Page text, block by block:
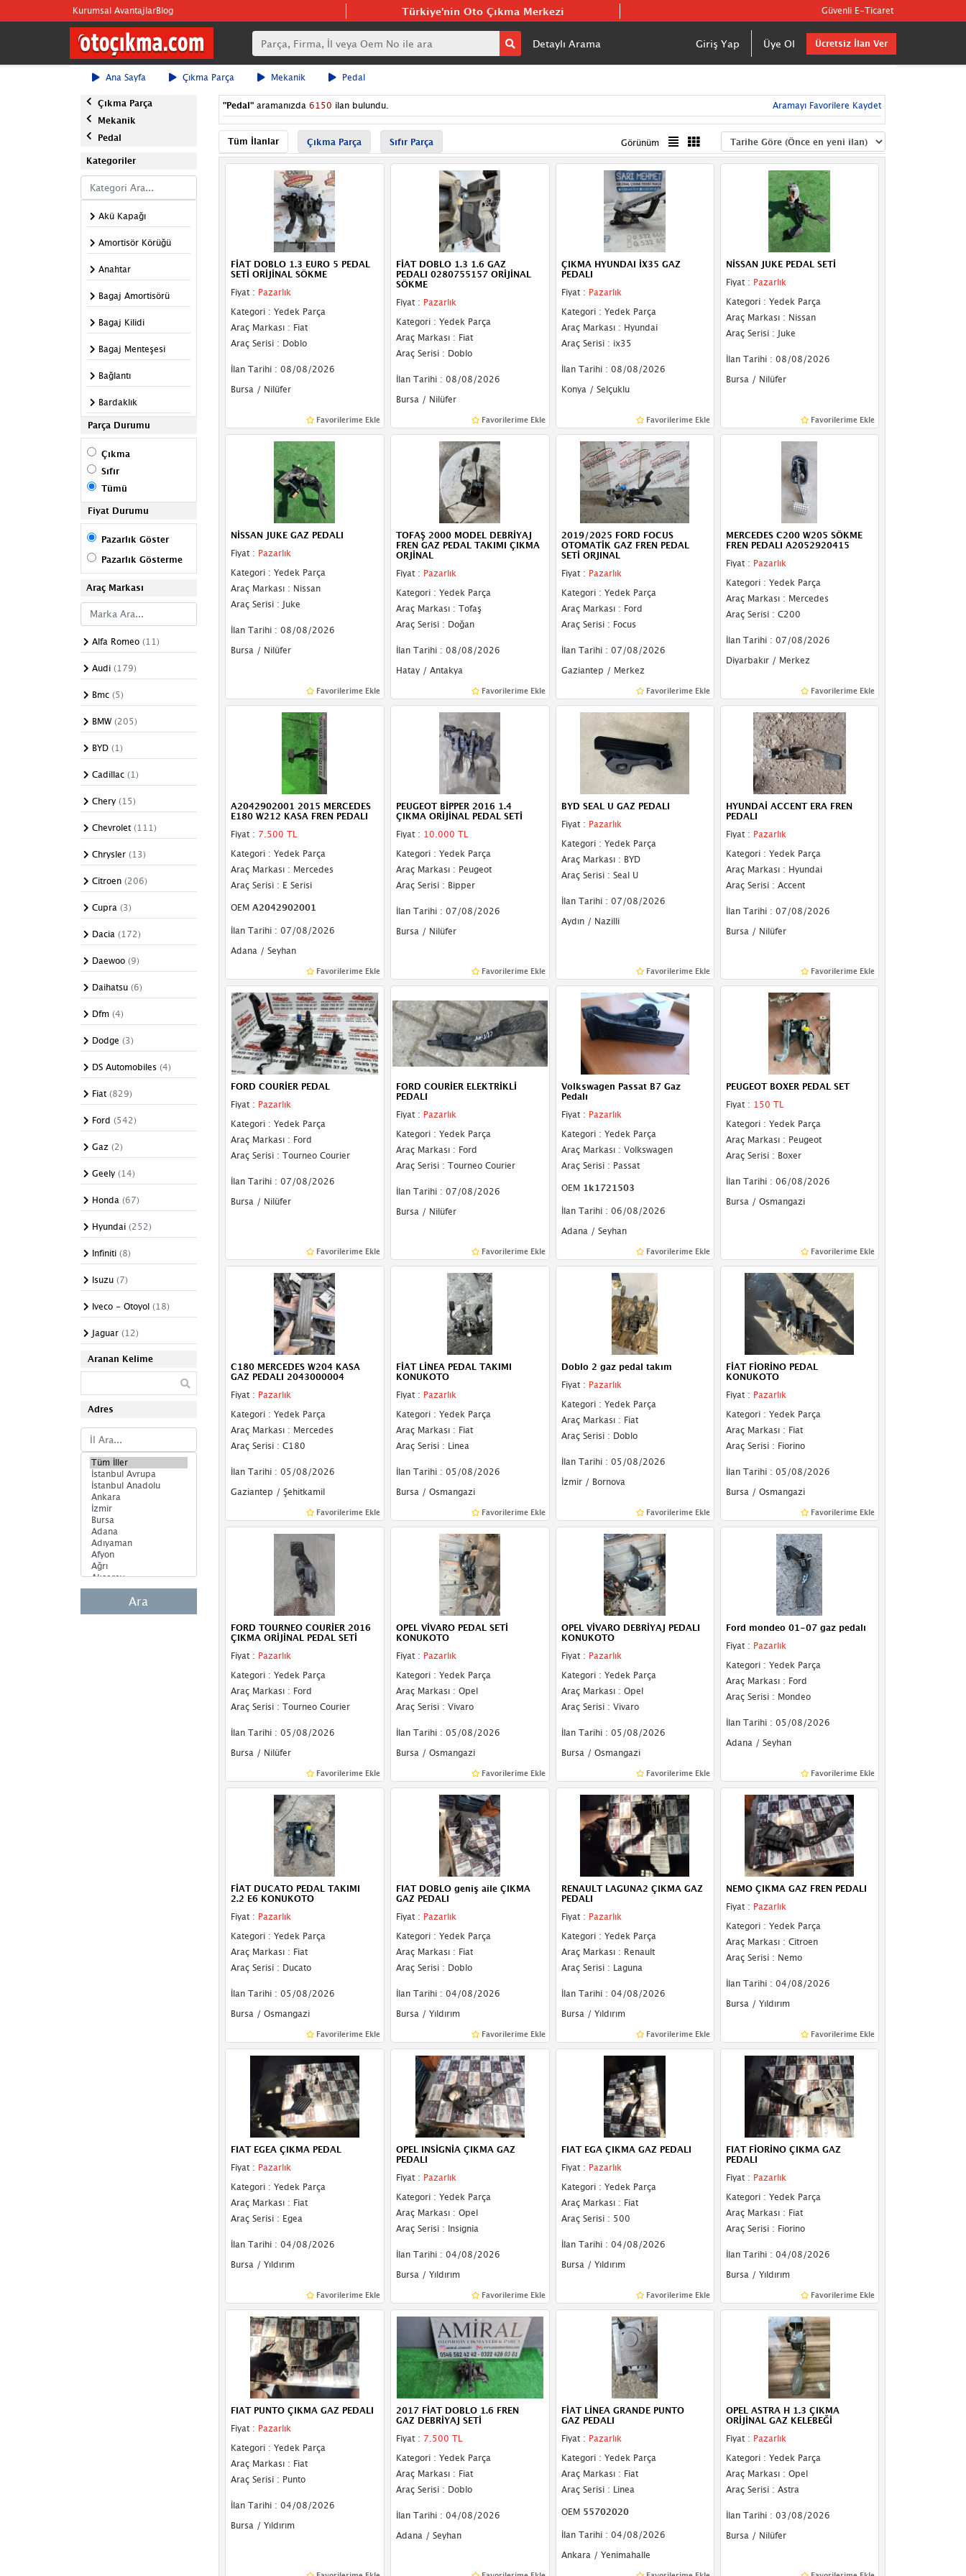
Kurumsal AvantajlarBlog Türkiye'nin Oto Çıkma Merkezi Güvenli E-Ticaret
Detaylı Arama Giriş Yap Üye Ol Ücretsiz İlan Ver
Ana Sayfa Çıkma Parça Mekanik Pedal
Çıkma Parça
Mekanik
Pedal
Kategoriler
Akü Kapağı
Amortisör Körüğü
Anahtar
Bagaj Amortisörü
Bagaj Kilidi
Bagaj Menteşesi
Bağlantı
Bardaklık
Bilya
Cam Açma Kolu
Çerçevesi
Cam Fitili
Cıvata
Çeki Demir Kapağı
Depo Kapağı
El Freni
Emniyet Kemeri
Far Yıkama Kapağı
Gaz Teli
Hortum
Jikle Teli
Kapı Döşemesi
Kapı Fitili
Kapı Gergisi
Kapı Kilidi
Kapı Kolu
Kapı Menteşesi
Kaput Açma Kolu
Kaput Açma Mandalı
Kaput Açma Teli
Kaput Amortisörü
Kaput İzolasyonu
Kaput Menteşesi
Kelepçe
Kolçak
Koltuk
Koltuk Başlığı
Küllük
Orta Konsol
Pedal
Silecek Mekanizması
Silecek Suyu Deposu
Somun
Su Fıskiyesi
Taban Döşemesi
Takoz
Tavan Döşemesi
Tel
Trim
Vites Topuzu
Parça Durumu
Çıkma
Sıfır
Tümü
Fiyat Durumu
Pazarlık Göster
Pazarlık Gösterme
Araç Markası
Alfa Romeo (11)
Audi (179)
Bmc (5)
BMW (205)
BYD (1)
Cadillac (1)
Chery (15)
Chevrolet (111)
Chrysler (13)
Citroen (206)
Cupra (3)
Dacia (172)
Daewoo (9)
Daihatsu (6)
Dfm (4)
Dodge (3)
DS Automobiles (4)
Fiat (829)
Ford (542)
Gaz (2)
Geely (14)
Honda (67)
Hyundai (252)
Infiniti (8)
Isuzu (7)
Iveco - Otoyol (18)
Jaguar (12)
Jeep(18)
Kia(107)
Lada(7)
Lancia(1)
Land Rover
Mahindra
MAN(2)
Maserati
(45)
Aranan Kelime
Adres
Ara
"Pedal" aramanızda 6150 ilan bulundu. Aramayı Favorilere Kaydet
Tüm İlanlar Çıkma Parça Sıfır Parça Görünüm
FİAT DOBLO 1.3 EURO 5 PEDAL
SETİ ORİJİNAL SÖKME
Fiyat : Pazarlık
Kategori : Yedek Parça
Araç Markası : Fiat
Araç Serisi : Doblo
İlan Tarihi : 08/08/2026
Bursa / Nilüfer
Favorilerime Ekle
FİAT DOBLO 1.3 1.6 GAZ
PEDALI 0280755157 ORİJİNAL
SÖKME
Fiyat : Pazarlık
Kategori : Yedek Parça
Araç Markası : Fiat
Araç Serisi : Doblo
İlan Tarihi : 08/08/2026
Bursa / Nilüfer
Favorilerime Ekle
ÇIKMA HYUNDAI İX35 GAZ
PEDALI
Fiyat : Pazarlık
Kategori : Yedek Parça
Araç Markası : Hyundai
Araç Serisi : ix35
İlan Tarihi : 08/08/2026
Konya / Selçuklu
Favorilerime Ekle
NİSSAN JUKE PEDAL SETİ
Fiyat : Pazarlık
Kategori : Yedek Parça
Araç Markası : Nissan
Araç Serisi : Juke
İlan Tarihi : 08/08/2026
Bursa / Nilüfer
Favorilerime Ekle
NİSSAN JUKE GAZ PEDALI
Fiyat : Pazarlık
Kategori : Yedek Parça
Araç Markası : Nissan
Araç Serisi : Juke
İlan Tarihi : 08/08/2026
Bursa / Nilüfer
Favorilerime Ekle
TOFAŞ 2000 MODEL DEBRİYAJ
FREN GAZ PEDAL TAKIMI ÇIKMA
ORJİNAL
Fiyat : Pazarlık
Kategori : Yedek Parça
Araç Markası : Tofaş
Araç Serisi : Doğan
İlan Tarihi : 08/08/2026
Hatay / Antakya
Favorilerime Ekle
2019/2025 FORD FOCUS
OTOMATİK GAZ FREN PEDAL
SETİ ORJINAL
Fiyat : Pazarlık
Kategori : Yedek Parça
Araç Markası : Ford
Araç Serisi : Focus
İlan Tarihi : 07/08/2026
Gaziantep / Merkez
Favorilerime Ekle
MERCEDES C200 W205 SÖKME
FREN PEDALI A2052920415
Fiyat : Pazarlık
Kategori : Yedek Parça
Araç Markası : Mercedes
Araç Serisi : C200
İlan Tarihi : 07/08/2026
Diyarbakır / Merkez
Favorilerime Ekle
A2042902001 2015 MERCEDES
E180 W212 KASA FREN PEDALI
Fiyat : 7.500 TL
Kategori : Yedek Parça
Araç Markası : Mercedes
Araç Serisi : E Serisi
OEM A2042902001
İlan Tarihi : 07/08/2026
Adana / Seyhan
Favorilerime Ekle
PEUGEOT BİPPER 2016 1.4
ÇIKMA ORİJİNAL PEDAL SETİ
Fiyat : 10.000 TL
Kategori : Yedek Parça
Araç Markası : Peugeot
Araç Serisi : Bipper
İlan Tarihi : 07/08/2026
Bursa / Nilüfer
Favorilerime Ekle
BYD SEAL U GAZ PEDALI
Fiyat : Pazarlık
Kategori : Yedek Parça
Araç Markası : BYD
Araç Serisi : Seal U
İlan Tarihi : 07/08/2026
Aydın / Nazilli
Favorilerime Ekle
HYUNDAİ ACCENT ERA FREN
PEDALI
Fiyat : Pazarlık
Kategori : Yedek Parça
Araç Markası : Hyundai
Araç Serisi : Accent
İlan Tarihi : 07/08/2026
Bursa / Nilüfer
Favorilerime Ekle
FORD COURİER PEDAL
Fiyat : Pazarlık
Kategori : Yedek Parça
Araç Markası : Ford
Araç Serisi : Tourneo Courier
İlan Tarihi : 07/08/2026
Bursa / Nilüfer
Favorilerime Ekle
FORD COURİER ELEKTRİKLİ
PEDALI
Fiyat : Pazarlık
Kategori : Yedek Parça
Araç Markası : Ford
Araç Serisi : Tourneo Courier
İlan Tarihi : 07/08/2026
Bursa / Nilüfer
Favorilerime Ekle
Volkswagen Passat B7 Gaz
Pedalı
Fiyat : Pazarlık
Kategori : Yedek Parça
Araç Markası : Volkswagen
Araç Serisi : Passat
OEM 1k1721503
İlan Tarihi : 06/08/2026
Adana / Seyhan
Favorilerime Ekle
PEUGEOT BOXER PEDAL SET
Fiyat : 150 TL
Kategori : Yedek Parça
Araç Markası : Peugeot
Araç Serisi : Boxer
İlan Tarihi : 06/08/2026
Bursa / Osmangazi
Favorilerime Ekle
C180 MERCEDES W204 KASA
GAZ PEDALI 2043000004
Fiyat : Pazarlık
Kategori : Yedek Parça
Araç Markası : Mercedes
Araç Serisi : C180
İlan Tarihi : 05/08/2026
Gaziantep / Şehitkamil
Favorilerime Ekle
FİAT LİNEA PEDAL TAKIMI
KONUKOTO
Fiyat : Pazarlık
Kategori : Yedek Parça
Araç Markası : Fiat
Araç Serisi : Linea
İlan Tarihi : 05/08/2026
Bursa / Osmangazi
Favorilerime Ekle
Doblo 2 gaz pedal takım
Fiyat : Pazarlık
Kategori : Yedek Parça
Araç Markası : Fiat
Araç Serisi : Doblo
İlan Tarihi : 05/08/2026
İzmir / Bornova
Favorilerime Ekle
FİAT FİORİNO PEDAL
KONUKOTO
Fiyat : Pazarlık
Kategori : Yedek Parça
Araç Markası : Fiat
Araç Serisi : Fiorino
İlan Tarihi : 05/08/2026
Bursa / Osmangazi
Favorilerime Ekle
FORD TOURNEO COURİER 2016
ÇIKMA ORİJİNAL PEDAL SETİ
Fiyat : Pazarlık
Kategori : Yedek Parça
Araç Markası : Ford
Araç Serisi : Tourneo Courier
İlan Tarihi : 05/08/2026
Bursa / Nilüfer
Favorilerime Ekle
OPEL VİVARO PEDAL SETİ
KONUKOTO
Fiyat : Pazarlık
Kategori : Yedek Parça
Araç Markası : Opel
Araç Serisi : Vivaro
İlan Tarihi : 05/08/2026
Bursa / Osmangazi
Favorilerime Ekle
OPEL VİVARO DEBRİYAJ PEDALI
KONUKOTO
Fiyat : Pazarlık
Kategori : Yedek Parça
Araç Markası : Opel
Araç Serisi : Vivaro
İlan Tarihi : 05/08/2026
Bursa / Osmangazi
Favorilerime Ekle
Ford mondeo 01-07 gaz pedalı
Fiyat : Pazarlık
Kategori : Yedek Parça
Araç Markası : Ford
Araç Serisi : Mondeo
İlan Tarihi : 05/08/2026
Adana / Seyhan
Favorilerime Ekle
FİAT DUCATO PEDAL TAKIMI
2.2 E6 KONUKOTO
Fiyat : Pazarlık
Kategori : Yedek Parça
Araç Markası : Fiat
Araç Serisi : Ducato
İlan Tarihi : 05/08/2026
Bursa / Osmangazi
Favorilerime Ekle
FIAT DOBLO geniş aile ÇIKMA
GAZ PEDALI
Fiyat : Pazarlık
Kategori : Yedek Parça
Araç Markası : Fiat
Araç Serisi : Doblo
İlan Tarihi : 04/08/2026
Bursa / Yıldırım
Favorilerime Ekle
RENAULT LAGUNA2 ÇIKMA GAZ
PEDALI
Fiyat : Pazarlık
Kategori : Yedek Parça
Araç Markası : Renault
Araç Serisi : Laguna
İlan Tarihi : 04/08/2026
Bursa / Yıldırım
Favorilerime Ekle
NEMO ÇIKMA GAZ FREN PEDALI
Fiyat : Pazarlık
Kategori : Yedek Parça
Araç Markası : Citroen
Araç Serisi : Nemo
İlan Tarihi : 04/08/2026
Bursa / Yıldırım
Favorilerime Ekle
FIAT EGEA ÇIKMA PEDAL
Fiyat : Pazarlık
Kategori : Yedek Parça
Araç Markası : Fiat
Araç Serisi : Egea
İlan Tarihi : 04/08/2026
Bursa / Yıldırım
Favorilerime Ekle
OPEL INSİGNİA ÇIKMA GAZ
PEDALI
Fiyat : Pazarlık
Kategori : Yedek Parça
Araç Markası : Opel
Araç Serisi : Insignia
İlan Tarihi : 04/08/2026
Bursa / Yıldırım
Favorilerime Ekle
FIAT EGA ÇIKMA GAZ PEDALI
Fiyat : Pazarlık
Kategori : Yedek Parça
Araç Markası : Fiat
Araç Serisi : 500
İlan Tarihi : 04/08/2026
Bursa / Yıldırım
Favorilerime Ekle
FIAT FİORİNO ÇIKMA GAZ
PEDALI
Fiyat : Pazarlık
Kategori : Yedek Parça
Araç Markası : Fiat
Araç Serisi : Fiorino
İlan Tarihi : 04/08/2026
Bursa / Yıldırım
Favorilerime Ekle
FIAT PUNTO ÇIKMA GAZ PEDALI
Fiyat : Pazarlık
Kategori : Yedek Parça
Araç Markası : Fiat
Araç Serisi : Punto
İlan Tarihi : 04/08/2026
Bursa / Yıldırım
2017 FİAT DOBLO 1.6 FREN
GAZ DEBRİYAJ SETİ
Fiyat : 7.500 TL
Kategori : Yedek Parça
Araç Markası : Fiat
Araç Serisi : Doblo
İlan Tarihi : 04/08/2026
Adana / Seyhan
FİAT LİNEA GRANDE PUNTO
GAZ PEDALI
Fiyat : Pazarlık
Kategori : Yedek Parça
Araç Markası : Fiat
Araç Serisi : Linea
OEM 55702020
İlan Tarihi : 04/08/2026
Ankara / Yenimahalle
OPEL ASTRA H 1.3 ÇIKMA
ORİJİNAL GAZ KELEBEĞİ
Fiyat : Pazarlık
Kategori : Yedek Parça
Araç Markası : Opel
Araç Serisi : Astra
İlan Tarihi : 03/08/2026
Bursa / Nilüfer